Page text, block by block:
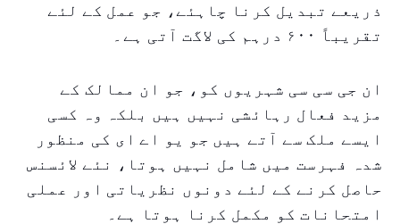
ذریعے تبدیل کرنا چاہئے، جو عمل کے لئے
تقریباً ۶۰۰ درہم کی لاگت آتی ہے۔
ان جی سی سی شہریوں کو، جو ان ممالک کے
مزید فعال رہائشی نہیں ہیں بلکہ وہ کسی
ایسے ملک سے آتے ہیں جو یو اے ای کی منظور
شدہ فہرست میں شامل نہیں ہوتا، نئے لائسنس
حاصل کرنے کے لئے دونوں نظریاتی اور عملی
امتحانات کو مکمل کرنا ہوتا ہے۔